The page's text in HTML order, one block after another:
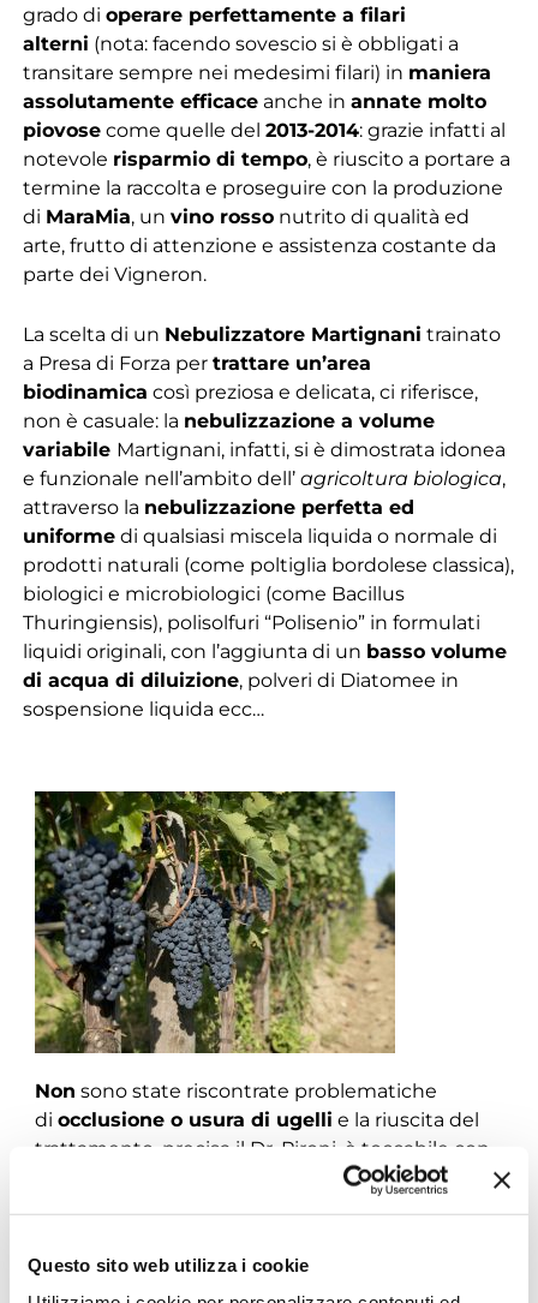
Questo sito web utilizza i cookie
grado di operare perfettamente a filari
alterni (nota: facendo sovescio si è obbligati a
transitare sempre nei medesimi filari) in maniera
assolutamente efficaceanche in annate molto
piovosecome quelle del 2013-2014: grazie infatti al
notevole risparmio di tempo, è riuscito a portare a
termine la raccolta e proseguire con la produzione
di MaraMia, un vino rossonutrito di qualità ed
arte, frutto di attenzione e assistenza costante da
parte dei Vigneron.
La scelta di un Nebulizzatore Martignani trainato
a Presa di Forza per trattare un’area
biodinamica così preziosa e delicata, ci riferisce,
non è casuale: la nebulizzazione a volume
variabile Martignani, infatti, si è dimostrata idonea
e funzionale nell’ambito dell’ agricoltura biologica,
attraverso la nebulizzazione perfetta ed
uniformedi qualsiasi miscela liquida o normale di
prodotti naturali (come poltiglia bordolese classica),
biologici e microbiologici (come Bacillus
Thuringiensis), polisolfuri “Polisenio” in formulati
liquidi originali, con l’aggiunta di un basso volume
di acqua di diluizione, polveri di Diatomee in
sospensione liquida ecc…
Non sono state riscontrate problematiche
di occlusione o usura di ugelli e la riuscita del
trattamento, precisa il Dr. Pironi, è toccabile con
uva sanissima, esente da residui,
sua fase di produzione.